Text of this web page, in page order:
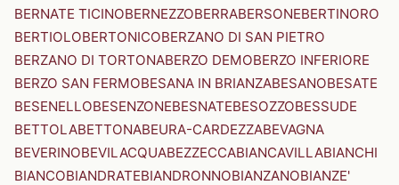
BERNATE TICINOBERNEZZOBERRABERSONEBERTINORO
BERTIOLOBERTONICOBERZANO DI SAN PIETRO
BERZANO DI TORTONABERZO DEMOBERZO INFERIORE
BERZO SAN FERMOBESANA IN BRIANZABESANOBESATE
BESENELLOBESENZONEBESNATEBESOZZOBESSUDE
BETTOLABETTONABEURA-CARDEZZABEVAGNA
BEVERINOBEVILACQUABEZZECCABIANCAVILLABIANCHI
BIANCOBIANDRATEBIANDRONNOBIANZANOBIANZE'